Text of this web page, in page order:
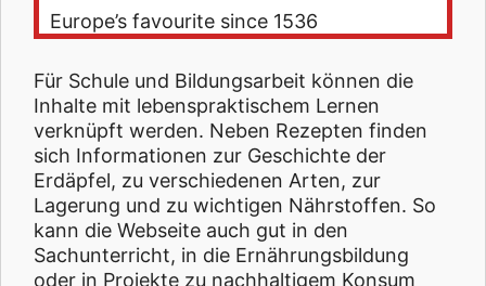
Europe’s favourite since 1536
Für Schule und Bildungsarbeit können die
Inhalte mit lebenspraktischem Lernen
verknüpft werden. Neben Rezepten finden
sich Informationen zur Geschichte der
Erdäpfel, zu verschiedenen Arten, zur
Lagerung und zu wichtigen Nährstoffen. So
kann die Webseite auch gut in den
Sachunterricht, in die Ernährungsbildung
oder in Projekte zu nachhaltigem Konsum